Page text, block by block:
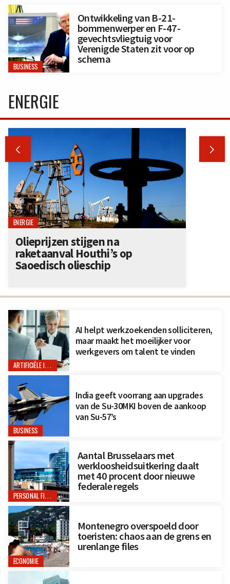
BUSINESS
Ontwikkeling van B-21-
bommenwerper en F-47-
gevechtsvliegtuig voor
Verenigde Staten zit voor op
schema
ARTIFICIËLE INTELLIGENTIE
AI helpt werkzoekenden solliciteren,
maar maakt het moeilijker voor
werkgevers om talent te vinden
BUSINESS
India geeft voorrang aan upgrades
van de Su-30MKI boven de aankoop
van Su-57’s
PERSONAL FINANCE
Aantal Brusselaars met
werkloosheidsuitkering daalt
met 40 procent door nieuwe
federale regels
ECONOMIE
Montenegro overspoeld door
toeristen: chaos aan de grens en
urenlange files
ENERGIE
 
ENERGIE
Olieprijzen stijgen na
raketaanval Houthi’s op
Saoedisch olieschip